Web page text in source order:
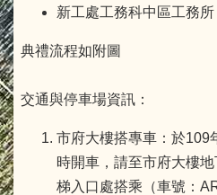
新工處工務科中區工務
典禮流程如附圖
交通與停車場資訊：
市府大樓搭專車：於109
時開車，請至市府大樓
梯入口處搭乘（車號：